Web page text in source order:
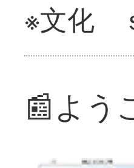
※文化
📰よう